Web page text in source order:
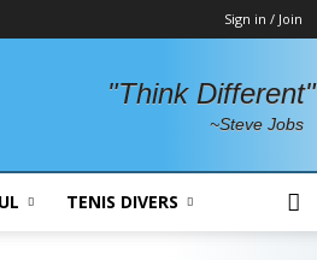
Sign in / Join
"Think Different"
~Steve Jobs
TENIS DIVERS